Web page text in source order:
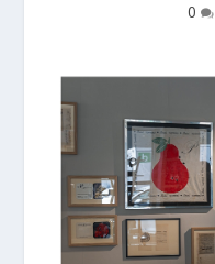
0